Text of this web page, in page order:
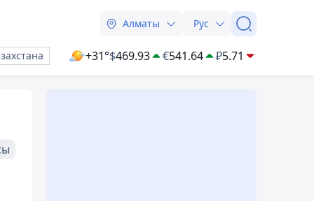
Алматы Рус
+31°$469.93 €541.64 ₽5.71